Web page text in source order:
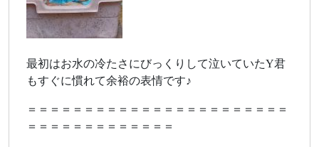
最初はお水の冷たさにびっくりして泣いていたY君
もすぐに慣れて余裕の表情です♪
＝＝＝＝＝＝＝＝＝＝＝＝＝＝＝＝＝＝＝＝＝＝＝
＝＝＝＝＝＝＝＝＝＝＝＝＝